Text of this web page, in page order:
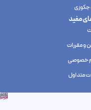
شرکت آینده نوین سام آسیا – طراحی و سئو
ابرسرور
مفید
مقررات